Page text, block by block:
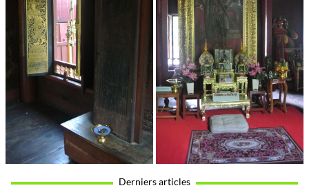
Derniers articles